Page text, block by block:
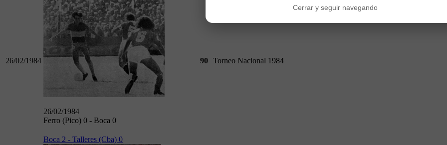
26/02/1984
26/02/1984
Ferro (Pico) 0 - Boca 0
90 Torneo Nacional 1984
Boca 2 - Talleres (Cba) 0
Cerrar y seguir navegando